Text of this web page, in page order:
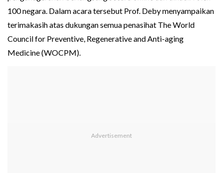
100 negara. Dalam acara tersebut Prof. Deby menyampaikan
terimakasih atas dukungan semua penasihat The World
Council for Preventive, Regenerative and Anti-aging
Medicine (WOCPM).